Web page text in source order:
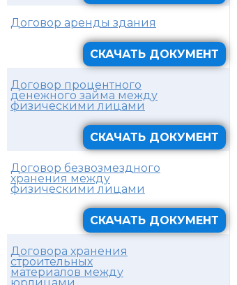
Договор аренды здания
СКАЧАТЬ ДОКУМЕНТ
Договор процентного
денежного займа между
физическими лицами
СКАЧАТЬ ДОКУМЕНТ
Договор безвозмездного
хранения между
физическими лицами
СКАЧАТЬ ДОКУМЕНТ
Договора хранения
строительных
материалов между